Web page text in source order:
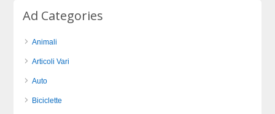
Ad Categories
Animali
Articoli Vari
Auto
Biciclette